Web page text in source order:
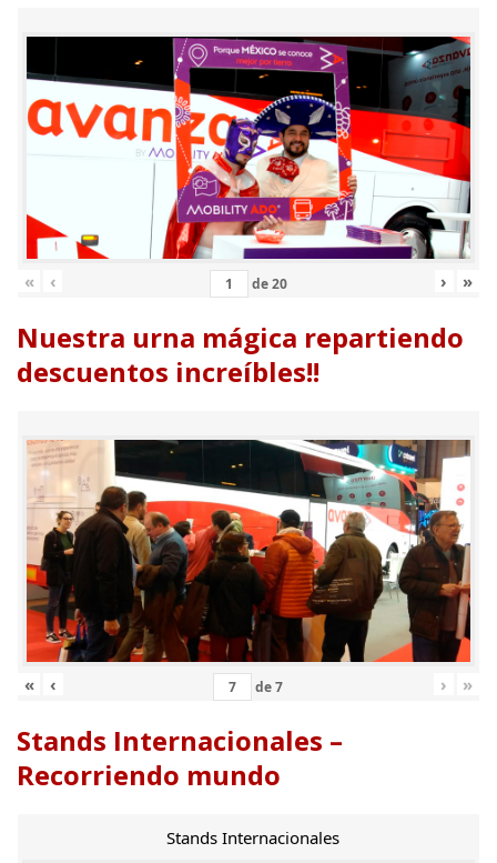
« ‹ de20 › »
Nuestra urna mágica repartiendo
descuentos increíbles!!
« ‹ de7 › »
Stands Internacionales –
Recorriendo mundo
Stands Internacionales